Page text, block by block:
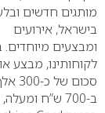
מותגים חדשים
בישראל, אירועים
ומבצעים מיוחדים.
לקוחותינו, מבצע
סכום של כ-300 אלף ש”ח לשופינג”.
ב-700 ש”ח